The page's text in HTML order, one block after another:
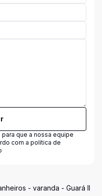
que a nossa equipe
com a política de
- varanda - Guará II